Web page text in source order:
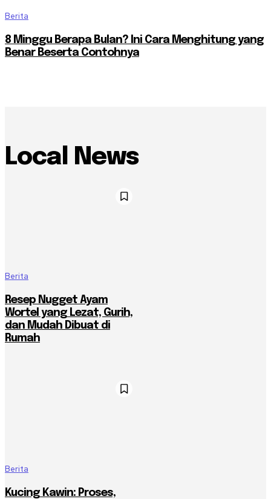
Berita
8 Minggu Berapa Bulan? Ini Cara Menghitung yang
Benar Beserta Contohnya
Local News
Berita
Resep Nugget Ayam
Wortel yang Lezat, Gurih,
dan Mudah Dibuat di
Rumah
Berita
Kucing Kawin: Proses,